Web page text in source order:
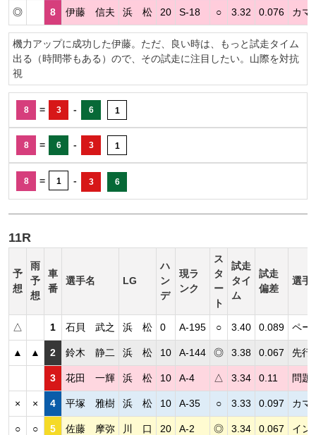
◎ 8 伊藤 信夫 浜 松 20 S-18 ○ 3.32 0.076 カマ
機力アップに成功した伊藤。ただ、良い時は、もっと試走タイム
出る（時間帯もある）ので、その試走に注目したい。山際を対抗
視
8 = 3 - 6 1
8 = 6 - 3 1
8 = 1 - 3 6
11R
予
想
雨
予
想
車
番
選手名 LG
ハ
ン
デ
現ラ
ンク
ス
タ
ー
ト
試走
タイ
ム
試走
偏差
選手
△ 1 石貝 武之 浜 松 0 A-195 ○ 3.40 0.089 ペー
▲ ▲ 2 鈴木 静二 浜 松 10 A-144 ◎ 3.38 0.067 先行
3 花田 一輝 浜 松 10 A-4 △ 3.34 0.11 問題
× × 4 平塚 雅樹 浜 松 10 A-35 ○ 3.33 0.097 カマ
○ ○ 5 佐藤 摩弥 川 口 20 A-2 ◎ 3.34 0.067 イン